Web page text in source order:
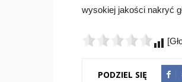
wysokiej jakości nakryć
PODZIEL SIĘ